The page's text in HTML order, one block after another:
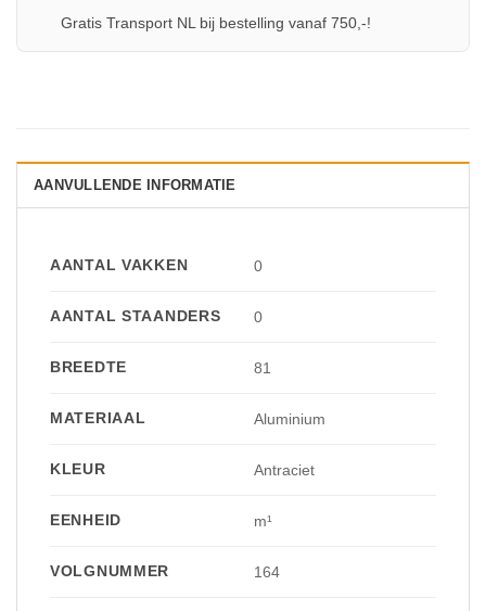
Gratis Transport NL bij bestelling vanaf 750,-!
AANVULLENDE INFORMATIE
AANTAL VAKKEN 0
AANTAL STAANDERS 0
BREEDTE 81
MATERIAAL Aluminium
KLEUR Antraciet
EENHEID m¹
VOLGNUMMER 164